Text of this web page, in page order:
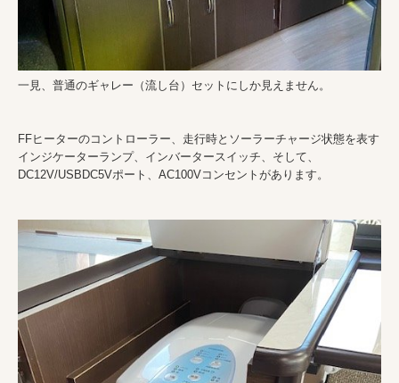
一見、普通のギャレー（流し台）セットにしか見えません。
FFヒーターのコントローラー、走行時とソーラーチャージ状態を表す
インジケーターランプ、インバータースイッチ、そして、
DC12V/USBDC5Vポート、AC100Vコンセントがあります。